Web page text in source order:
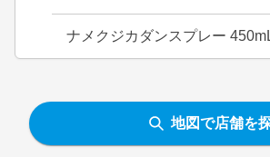
ナメクジカダンスプレー
地図で店舗を